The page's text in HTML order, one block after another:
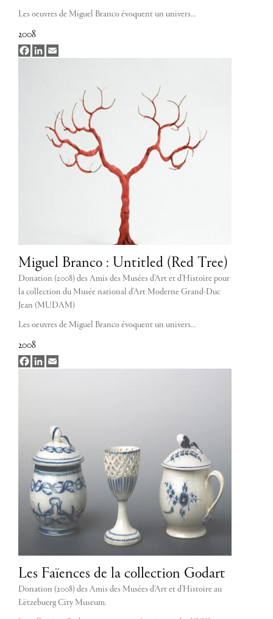
Les oeuvres de Miguel Branco évoquent un univers…
2008
FacebookLinkedIn
Miguel Branco : Untitled (Red Tree)
Donation (2008) des Amis des Musées d'Art et d'Histoire pour
la collection du Musée national d'Art Moderne Grand-Duc
Jean (MUDAM)
Les oeuvres de Miguel Branco évoquent un univers…
2008
FacebookLinkedIn
Les Faïences de la collection Godart
Donation (2008) des Amis des Musées d'Art et d'Histoire au
Lëtzebuerg City Museum.